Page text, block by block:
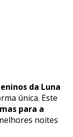
da Luna
única. Este
para a
noites